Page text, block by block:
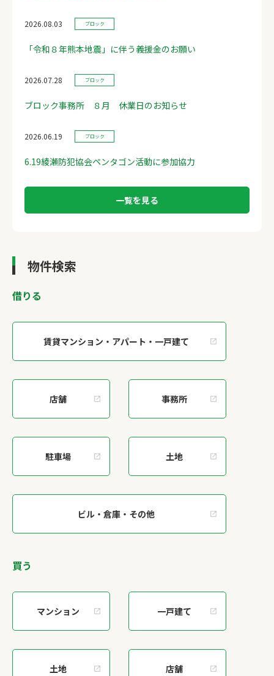
2026.08.03 ブロック
「令和８年熊本地震」に伴う義援金のお願い
2026.07.28 ブロック
ブロック事務所 ８月 休業日のお知らせ
2026.06.19 ブロック
6.19綾瀬防犯協会ペンタゴン活動に参加協力
一覧を見る
物件検索
借りる
賃貸マンション・アパート・一戸建て
店舗 事務所
駐車場 土地
ビル・倉庫・その他
買う
マンション 一戸建て
土地 店舗